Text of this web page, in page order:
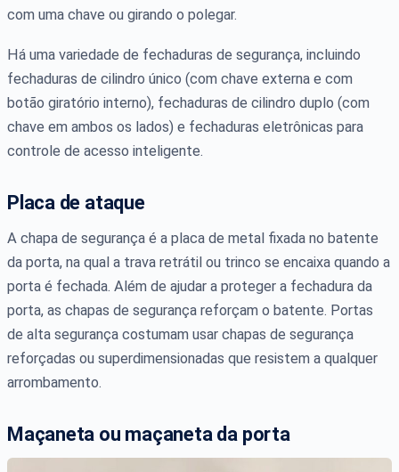
com uma chave ou girando o polegar.
Há uma variedade de fechaduras de segurança, incluindo
fechaduras de cilindro único (com chave externa e com
botão giratório interno), fechaduras de cilindro duplo (com
chave em ambos os lados) e fechaduras eletrônicas para
controle de acesso inteligente.
Placa de ataque
A chapa de segurança é a placa de metal fixada no batente
da porta, na qual a trava retrátil ou trinco se encaixa quando a
porta é fechada. Além de ajudar a proteger a fechadura da
porta, as chapas de segurança reforçam o batente. Portas
de alta segurança costumam usar chapas de segurança
reforçadas ou superdimensionadas que resistem a qualquer
arrombamento.
Maçaneta ou maçaneta da porta